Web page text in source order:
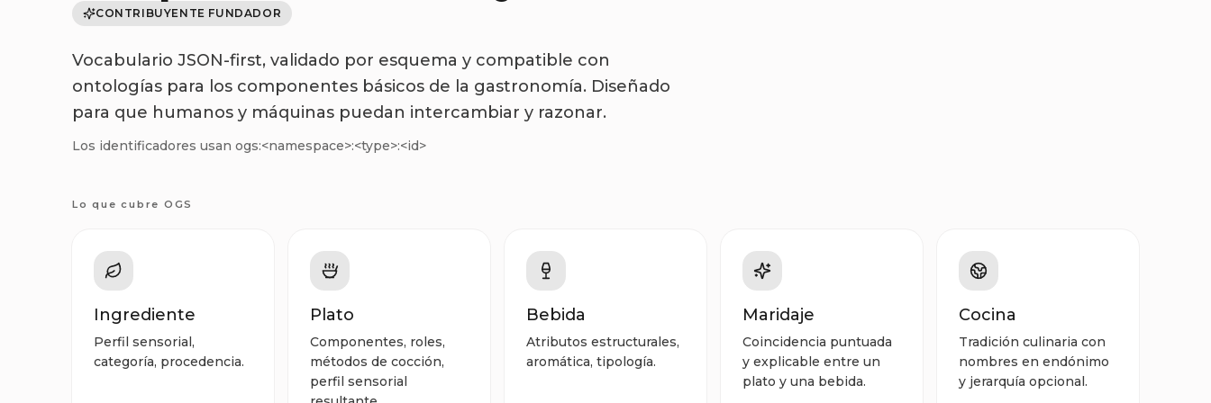
CONTRIBUYENTE FUNDADOR
Vocabulario JSON-first, validado por esquema y compatible con
ontologías para los componentes básicos de la gastronomía. Diseñado
para que humanos y máquinas puedan intercambiar y razonar.
Los identificadores usan ogs:<namespace>:<type>:<id>
Lo que cubre OGS
Ingrediente
Perfil sensorial,
categoría, procedencia.
Plato
Componentes, roles,
métodos de cocción,
perfil sensorial
Bebida
Atributos estructurales,
aromática, tipología.
Maridaje
Coincidencia puntuada
y explicable entre un
plato y una bebida.
Cocina
Tradición culinaria con
nombres en endónimo
y jerarquía opcional.